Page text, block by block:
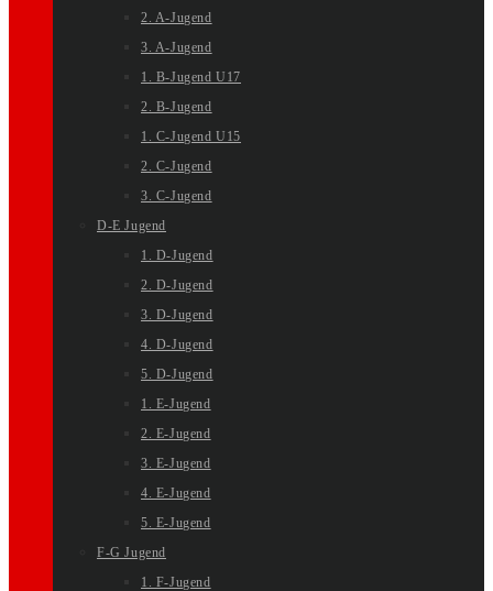
2. A-Jugend
3. A-Jugend
1. B-Jugend U17
2. B-Jugend
1. C-Jugend U15
2. C-Jugend
3. C-Jugend
D-E Jugend
1. D-Jugend
2. D-Jugend
3. D-Jugend
4. D-Jugend
5. D-Jugend
1. E-Jugend
2. E-Jugend
3. E-Jugend
4. E-Jugend
5. E-Jugend
F-G Jugend
1. F-Jugend